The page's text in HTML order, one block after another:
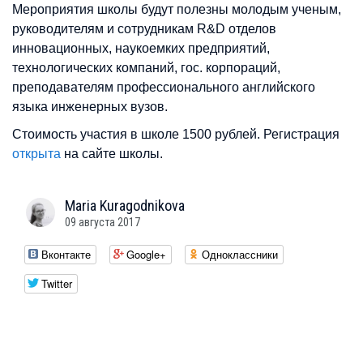
Мероприятия школы будут полезны молодым ученым,
руководителям и сотрудникам R&D отделов
инновационных, наукоемких предприятий,
технологических компаний, гос. корпораций,
преподавателям профессионального английского
языка инженерных вузов.
Стоимость участия в школе 1500 рублей. Регистрация
открыта на сайте школы.
Maria Kuragodnikova
09 августа 2017
Вконтакте Google+
Одноклассники
Twitter